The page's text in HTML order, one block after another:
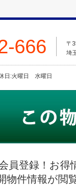
666
〒
埼
日:火曜日 水曜日
員登録！お得
物件情報が閲